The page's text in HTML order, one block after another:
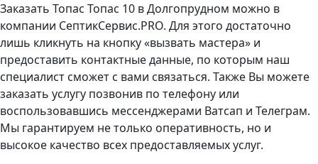
Заказать Топас Топас 10 в Долгопрудном можно в
компании СептикСервис.PRO. Для этого достаточно
лишь кликнуть на кнопку «вызвать мастера» и
предоставить контактные данные, по которым наш
специалист сможет с вами связаться. Также Вы можете
заказать услугу позвонив по телефону или
воспользовавшись мессенджерами Ватсап и Телеграм.
Мы гарантируем не только оперативность, но и
высокое качество всех предоставляемых услуг.